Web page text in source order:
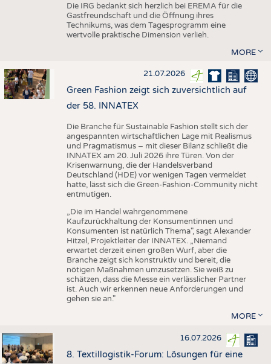
Die IRG bedankt sich herzlich bei EREMA für die
Gastfreundschaft und die Öffnung ihres
Technikums, was dem Tagesprogramm eine
wertvolle praktische Dimension verlieh.
MORE
21.07.2026
Green Fashion zeigt sich zuversichtlich auf
der 58. INNATEX
Die Branche für Sustainable Fashion stellt sich der
angespannten wirtschaftlichen Lage mit Realismus
und Pragmatismus – mit dieser Bilanz schließt die
INNATEX am 20. Juli 2026 ihre Türen. Von der
Krisenwarnung, die der Handelsverband
Deutschland (HDE) vor wenigen Tagen vermeldet
hatte, lässt sich die Green-Fashion-Community nicht
entmutigen.
„Die im Handel wahrgenommene
Kaufzurückhaltung der Konsumentinnen und
Konsumenten ist natürlich Thema", sagt Alexander
Hitzel, Projektleiter der INNATEX. „Niemand
erwartet derzeit einen großen Wurf, aber die
Branche zeigt sich konstruktiv und bereit, die
nötigen Maßnahmen umzusetzen. Sie weiß zu
schätzen, dass die Messe ein verlässlicher Partner
ist. Auch wir erkennen neue Anforderungen und
gehen sie an."
MORE
16.07.2026
8. Textillogistik-Forum: Lösungen für eine